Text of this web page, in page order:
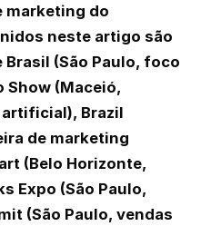
marketing do
neste artigo são
(São Paulo, foco
Show (Maceió,
Brazil
de marketing
(Belo Horizonte,
Expo (São Paulo,
(São Paulo, vendas